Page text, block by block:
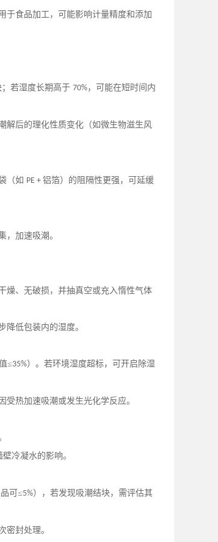
于食品加工，可能影响计量精度和添加
若湿度长期高于 70%，可能在短时间内
解后的理化性质变化（如微生物滋生风
（如 PE + 铝箔）的阻隔性更强，可延缓
，加速吸潮。
燥、无破损，并抽真空或充入惰性气体
低包装内的湿度。
≤35%）。若环境湿度超标，可开启除湿
热加速吸潮或发生光化学反应。
冷凝水的影响。
可≤5%），若发现吸潮结块，需评估其
密封处理。